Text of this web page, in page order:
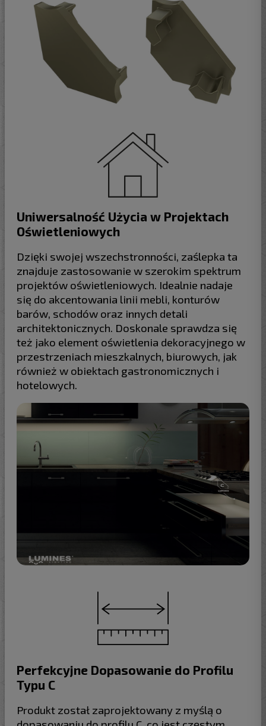
Uniwersalność Użycia w Projektach
Oświetleniowych
Dzięki swojej wszechstronności, zaślepka ta
znajduje zastosowanie w szerokim spektrum
projektów oświetleniowych. Idealnie nadaje
się do akcentowania linii mebli, konturów
barów, schodów oraz innych detali
architektonicznych. Doskonale sprawdza się
też jako element oświetlenia dekoracyjnego w
przestrzeniach mieszkalnych, biurowych, jak
również w obiektach gastronomicznych i
hotelowych.
Perfekcyjne Dopasowanie do Profilu
Typu C
Produkt został zaprojektowany z myślą o